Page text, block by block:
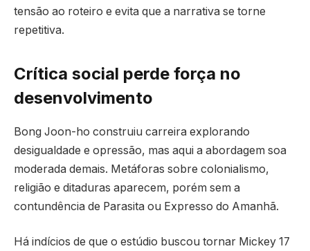
tensão ao roteiro e evita que a narrativa se torne
repetitiva.
Crítica social perde força no
desenvolvimento
Bong Joon-ho construiu carreira explorando
desigualdade e opressão, mas aqui a abordagem soa
moderada demais. Metáforas sobre colonialismo,
religião e ditaduras aparecem, porém sem a
contundência de Parasita ou Expresso do Amanhã.
Há indícios de que o estúdio buscou tornar Mickey 17